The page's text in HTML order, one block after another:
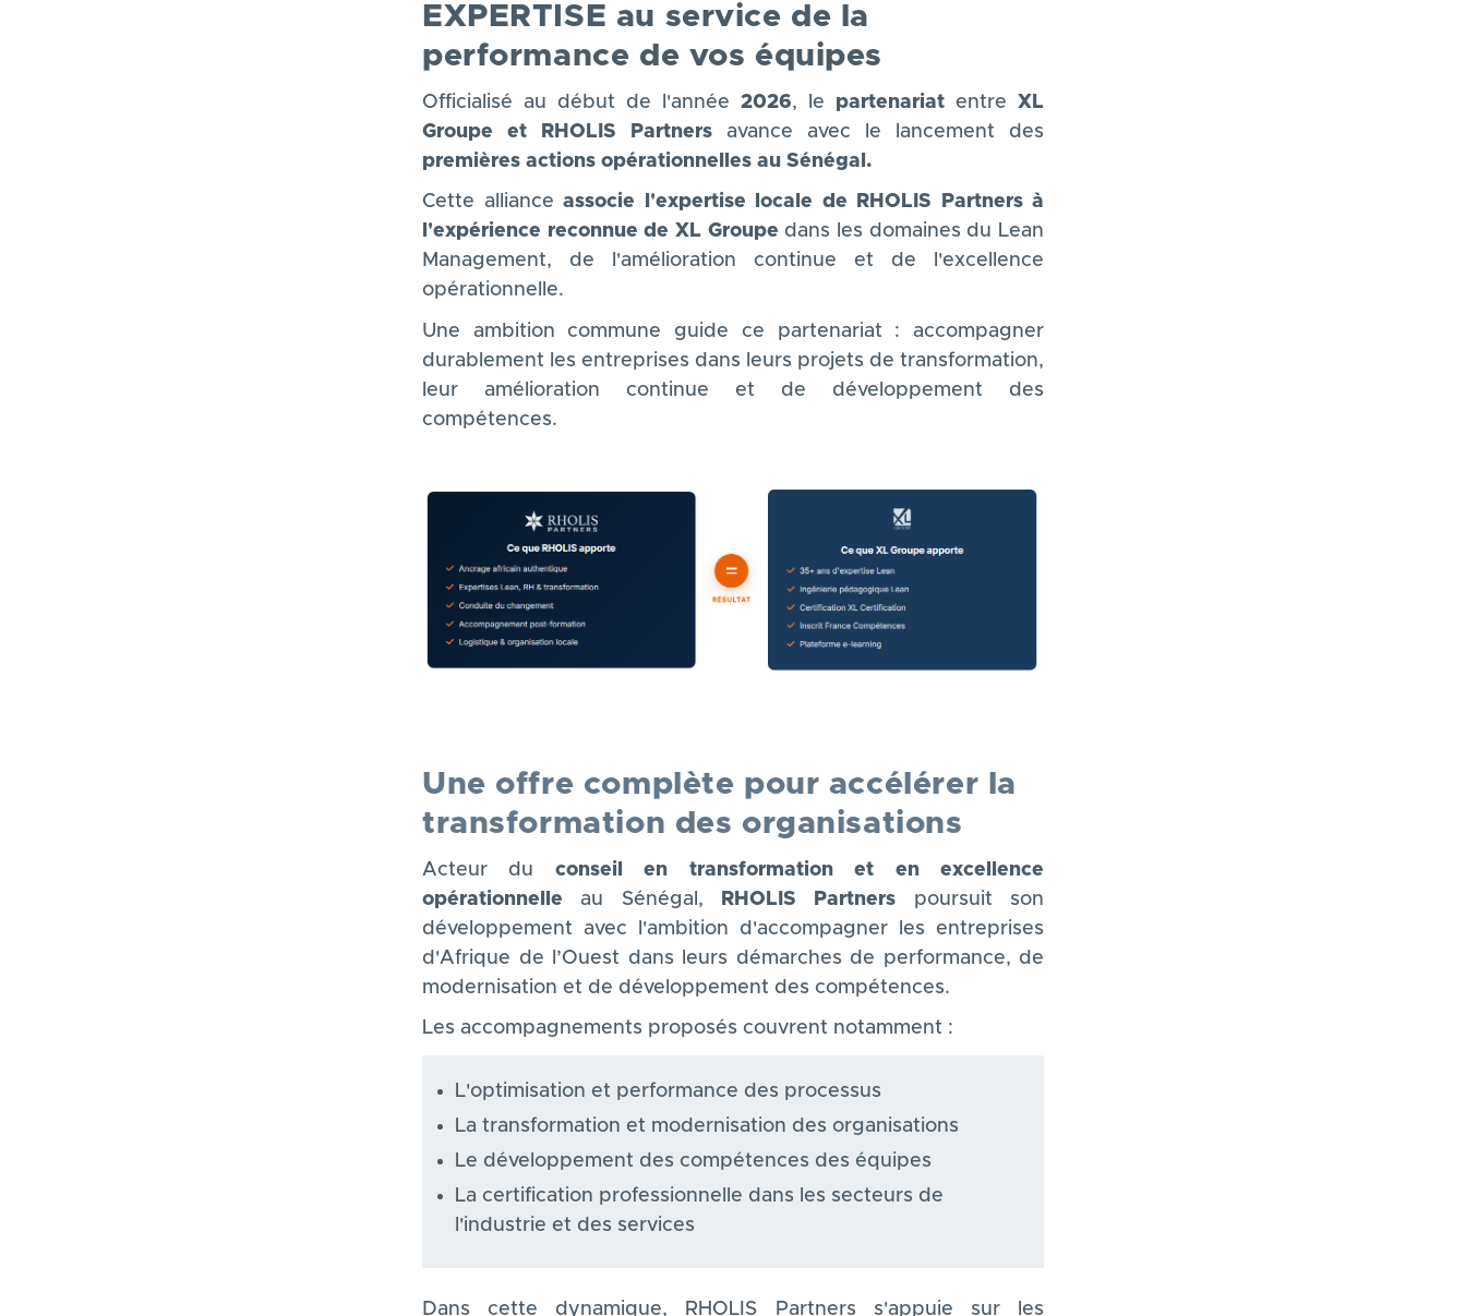
EXPERTISE au service de la
performance de vos équipes
Officialisé au début de l'année 2026, le partenariat entre XL
Groupe et RHOLIS Partners avance avec le lancement des
premières actions opérationnelles au Sénégal.
Cette alliance associe l'expertise locale de RHOLIS Partners à
l'expérience reconnue de XL Groupe dans les domaines du Lean
Management, de l'amélioration continue et de l'excellence
opérationnelle.
Une ambition commune guide ce partenariat : accompagner
durablement les entreprises dans leurs projets de transformation,
leur amélioration continue et de développement des
compétences.
Une offre complète pour accélérer la
transformation des organisations
Acteur du conseil en transformation et en excellence
opérationnelle au Sénégal, RHOLIS Partners poursuit son
développement avec l'ambition d'accompagner les entreprises
d 'Afrique de l’Ouest dans
leurs démarches de performance, de
modernisation et de développement des compétences.
Les accompagnements proposés couvrent notamment :
L'optimisation et performance des processus
La transformation et modernisation des organisations
Le développement des compétences des équipes
La certification professionnelle dans les secteurs de
l'industrie et des services
Dans cette dynamique, RHOLIS Partners s'appuie sur les